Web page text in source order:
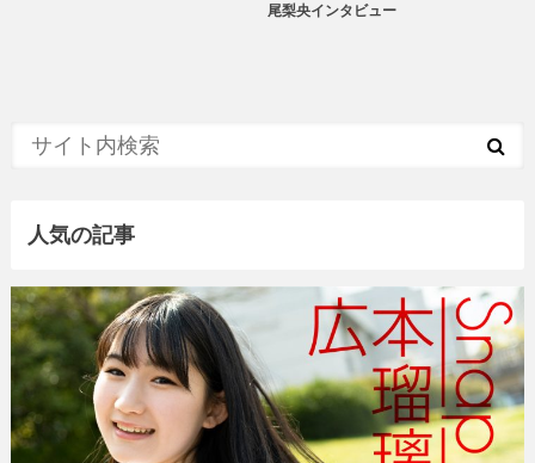
尾梨央インタビュー
人気の記事